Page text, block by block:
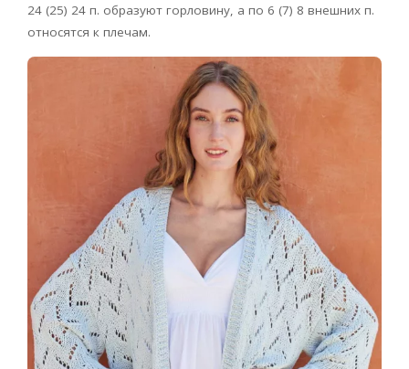
24 (25) 24 п. образуют горловину, а по 6 (7) 8 внешних п.
относятся к плечам.